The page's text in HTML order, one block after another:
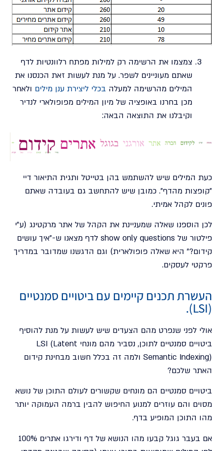
צמצמו את הרשימה רק למילות מפתח רלוונטיות לדף
שאתם מעוניינים לשפר. על מנת לעשות זאת הכנסנו את
המילים מהרשימה למעלה בכלי ליצירת ענן מילים ולאחר
מכן בחרנו באופציה של מיון המילים מפופולארי לנדיר
וקיבלנו את התוצאה הבאה:
כעת המילים שיש להשתמש בהן בטייטל ותגית התיאור דיי
"קופצות מהדף". כמובן שיש להתחשב גם בעובדה שאתם
פונים לקהל אמיתי.
לכן הוספנו שאלה שמעניינת את הקהל של אתר מרקטינג (ע"י
פילטור של show only questions לדף מצאנו ש-"איך עושים
קידום?" היא שאלה פופולארית) וגם הדגשנו שמדובר במדריך
פרקטי לעסקים.
העשרת תכנים קיימים עם ביטויים סמנטיים
(LSI).
אולי לפני שנפרט מהם הצעדים שיש לעשות על מנת להוסיף
ביטויים סמנטיים לתוכן, נסביר מהם מונחי LSI (Latent
Semantic Indexing) ולמה זה בכלל חשוב מבחינת קידום
האתר שלכם?
ביטויים סמנטיים הם מונחים שקשורים לעולם התוכן של נושא
מסוים והם עוזרים למנוע החיפוש להבין ברמה העמוקה יותר
מהו התוכן המופיע בדף.
אם בעבר גוגל קבעו מהו הנושא של דף ודירגו אתרים 100%